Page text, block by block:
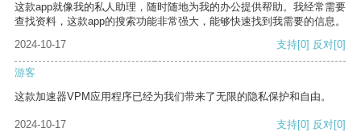
这款app就像我的私人助理，随时随地为我的办公提供帮助。我经常需要
查找资料，这款app的搜索功能非常强大，能够快速找到我需要的信息。
2024-10-17
支持[0] 反对[0]
游客
这款加速器VPM应用程序已经为我们带来了无限的隐私保护和自由。
2024-10-17 支持[0] 反对[0]